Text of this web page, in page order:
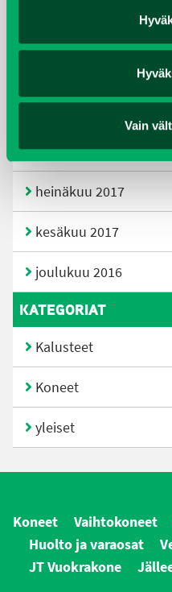
Vain
joulukuu 2017
heinäkuu 2017
kesäkuu 2017
joulukuu 2016
KATEGORIAT
Kalusteet
Koneet
yleiset
Koneet Vaihtokoneet
Huolto ja varaosat
JT Vuokrakone